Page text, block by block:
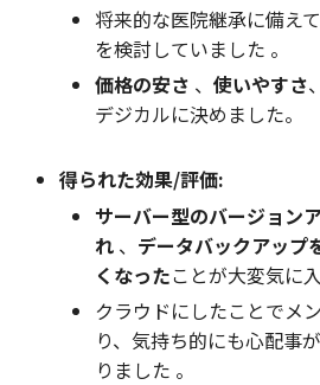
将来的な医院継承に備え
を検討していました 。
価格の安さ 、 使いやすさ、
デジカルに決めました。
得られた効果/評価:
サーバー型のバージョン
れ 、 データバックアップ
くなったことが大変気に
クラウドにしたことでメ
り、気持ち的にも心配事
りました 。